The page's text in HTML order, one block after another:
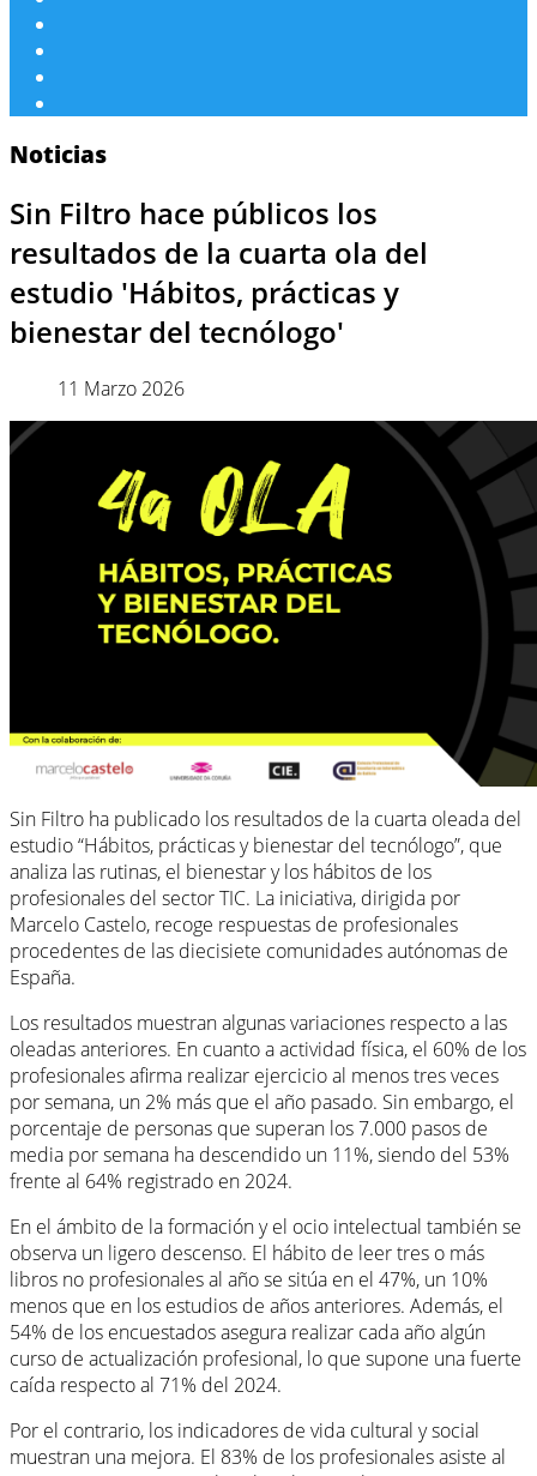
Noticias
Sin Filtro hace públicos los
resultados de la cuarta ola del
estudio 'Hábitos, prácticas y
bienestar del tecnólogo'
11 Marzo 2026
Sin Filtro ha publicado los resultados de la cuarta oleada del
estudio “Hábitos, prácticas y bienestar del tecnólogo”, que
analiza las rutinas, el bienestar y los hábitos de los
profesionales del sector TIC. La iniciativa, dirigida por
Marcelo Castelo, recoge respuestas de profesionales
procedentes de las diecisiete comunidades autónomas de
España.
Los resultados muestran algunas variaciones respecto a las
oleadas anteriores. En cuanto a actividad física, el 60% de los
profesionales afirma realizar ejercicio al menos tres veces
por semana, un 2% más que el año pasado. Sin embargo, el
porcentaje de personas que superan los 7.000 pasos de
media por semana ha descendido un 11%, siendo del 53%
frente al 64% registrado en 2024.
En el ámbito de la formación y el ocio intelectual también se
observa un ligero descenso. El hábito de leer tres o más
libros no profesionales al año se sitúa en el 47%, un 10%
menos que en los estudios de años anteriores. Además, el
54% de los encuestados asegura realizar cada año algún
curso de actualización profesional, lo que supone una fuerte
caída respecto al 71% del 2024.
Por el contrario, los indicadores de vida cultural y social
muestran una mejora. El 83% de los profesionales asiste al